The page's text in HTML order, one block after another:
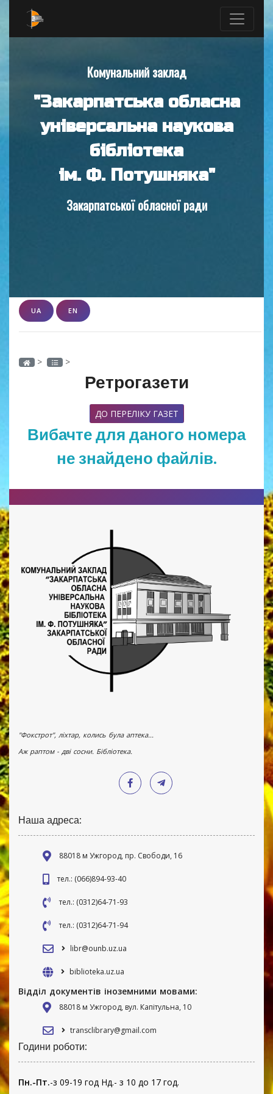
Комунальний заклад
"Закарпатська обласна
універсальна наукова
бібліотека
ім. Ф. Потушняка"
Закарпатської обласної ради
UA EN
> >
Ретрогазети
ДО ПЕРЕЛІКУ ГАЗЕТ
Вибачте для даного номера
не знайдено файлів.
"Фокстрот", ліхтар, колись була аптека...
Аж раптом - дві сосни. Бібліотека.
Наша адреса:
88018 м Ужгород, пр. Свободи, 16
тел.: (066)894-93-40
тел.: (0312)64-71-93
тел.: (0312)64-71-94
libr@ounb.uz.ua
biblioteka.uz.ua
Відділ документів іноземними мовами:
88018 м Ужгород, вул. Капітульна, 10
transclibrary@gmail.com
Години роботи:
Пн.-Пт.-з 09-19 год Нд.- з 10 до 17 год.